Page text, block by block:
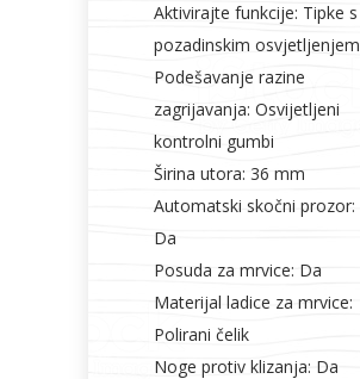
Aktivirajte funkcije: Tipke s
pozadinskim osvjetljenjem
Podešavanje razine
zagrijavanja: Osvijetljeni
kontrolni gumbi
Širina utora: 36 mm
Automatski skočni prozor:
Da
Posuda za mrvice: Da
Materijal ladice za mrvice:
Polirani čelik
Noge protiv klizanja: Da